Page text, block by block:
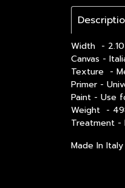
Width -
Canvas -
Texture -
Primer -
Paint - Use
Weight -
Treatment -
Made In Italy